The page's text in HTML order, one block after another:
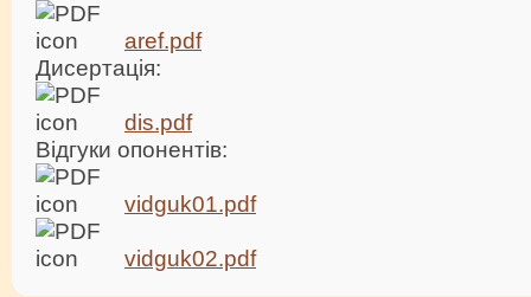
aref.pdf
Дисертація:
dis.pdf
Відгуки опонентів:
vidguk01.pdf
vidguk02.pdf